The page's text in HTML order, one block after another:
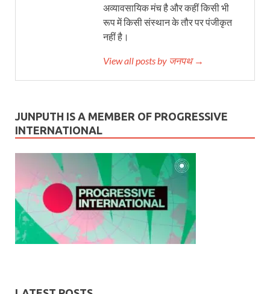
अव्यावसायिक मंच है और कहीं किसी भी
रूप में किसी संस्थान के तौर पर पंजीकृत
नहीं है।
View all posts by जनपथ →
JUNPUTH IS A MEMBER OF PROGRESSIVE
INTERNATIONAL